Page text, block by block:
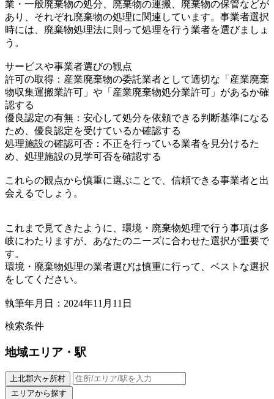
業・一般廃棄物の処分、廃棄物の運搬、廃棄物の保管などが
あり、それぞれ廃棄物の処理に関連しています。事業者選択
時には、廃棄物処理法に則って処理を行う業者を選びましょ
う。
サービスや事業者選びの観点
許可の取得：産業廃棄物の委託業者として適切な「産業廃棄
物収集運搬業許可」や「産業廃棄物処分業許可」があるか確
認する
優良認定の有無：安心して処分を依頼できる判断基準になる
ため、優良認定を受けているか確認する
処理施設の確認可否：不正を行っている業者を見分けるた
め、処理施設の見学可否を確認する
これらの観点から慎重に選ぶことで、信頼できる事業者と出
会えるでしょう。
これまで見てきたように、環境・廃棄物処理で行う事項は多
岐にわたりますが、あなたのニーズに合わせた選択が重要で
す。
環境・廃棄物処理の業者選びは慎重に行って、ベストな選択
をしてください。
執筆年月日：2024年11月11日
検索条件
地域エリア・駅
上北郡六ヶ所村
エリアから探す